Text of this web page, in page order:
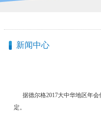
新闻中心
据德尔格2017大中华地区年会
定。